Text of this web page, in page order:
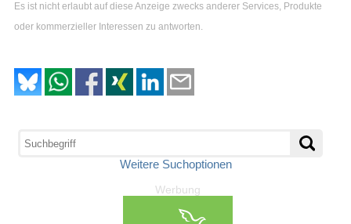
Es ist nicht erlaubt auf diese Anzeige zwecks anderer Services, Produkte
oder kommerzieller Interessen zu antworten.
Weitere Suchoptionen
Werbung